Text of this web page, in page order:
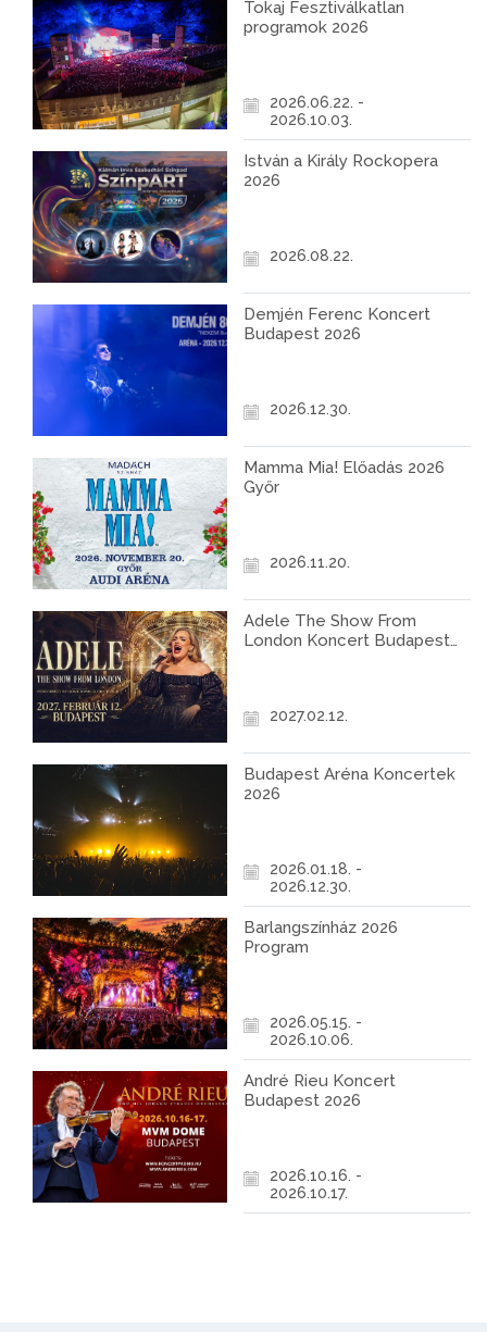
Tokaj Fesztiválkatlan
programok 2026
2026.06.22. -
2026.10.03.
István a Király Rockopera
2026
2026.08.22.
Demjén Ferenc Koncert
Budapest 2026
2026.12.30.
Mamma Mia! Előadás 2026
Győr
2026.11.20.
Adele The Show From
London Koncert Budapest
2027.02.12.
Budapest Aréna Koncertek
2026
2026.01.18. -
2026.12.30.
Barlangszínház 2026
Program
2026.05.15. -
2026.10.06.
André Rieu Koncert
Budapest 2026
2026.10.16. -
2026.10.17.